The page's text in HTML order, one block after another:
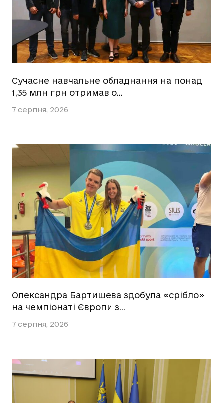
Сучасне навчальне обладнання на понад
1,35 млн грн отримав о…
7 серпня, 2026
Олександра Бартишева здобула «срібло»
на чемпіонаті Європи з…
7 серпня, 2026